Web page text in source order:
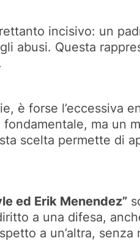
incisivo: un
abusi. Questa
è forse l’eccessiva
ma un
scelta permette di
ed Erik Menendez”
a una difesa,
a un’altra,